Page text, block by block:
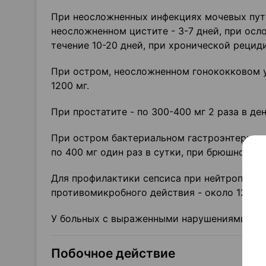
При неосложненных инфекциях мочевых
неосложненном цистите - 3-7 дней, при
течение 10-20 дней, при хронической
При остром, неосложненном гонококковом
1200 мг.
При простатите - по 300-400 мг 2 раза в
При остром бактериальном
по 400 мг один раз в сутки, при брюшном
Для профилактики сепсиса при
противомикробного действия - около 12
У больных с выраженными нарушениями
Побочное действие